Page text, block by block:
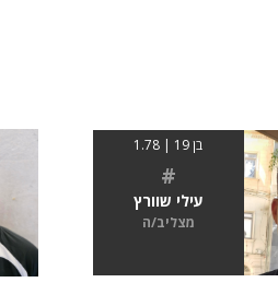
בן 19 | 1.78
#
עילי שוורץ
מצליב/ה